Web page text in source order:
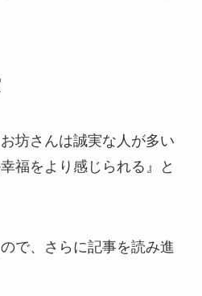
坊さんは誠実な人が多い
福をより感じられる』と
で、さらに記事を読み進